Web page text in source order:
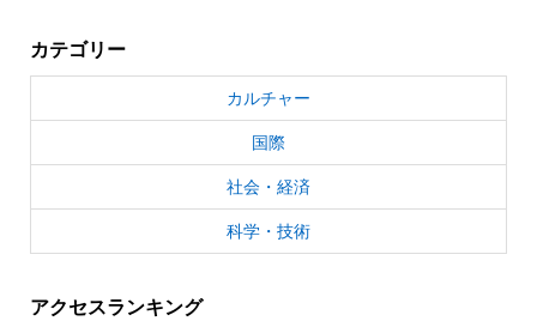
カテゴリー
カルチャー
国際
社会・経済
科学・技術
アクセスランキング